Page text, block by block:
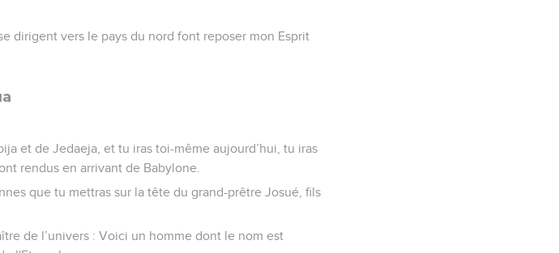
dirigent vers le pays du nord font reposer mon Esprit
et de Jedaeja, et tu iras toi-même aujourd’hui, tu iras
rendus en arrivant de Babylone.
que tu mettras sur la tête du grand-prêtre Josué, fils
de l’univers : Voici un homme dont le nom est